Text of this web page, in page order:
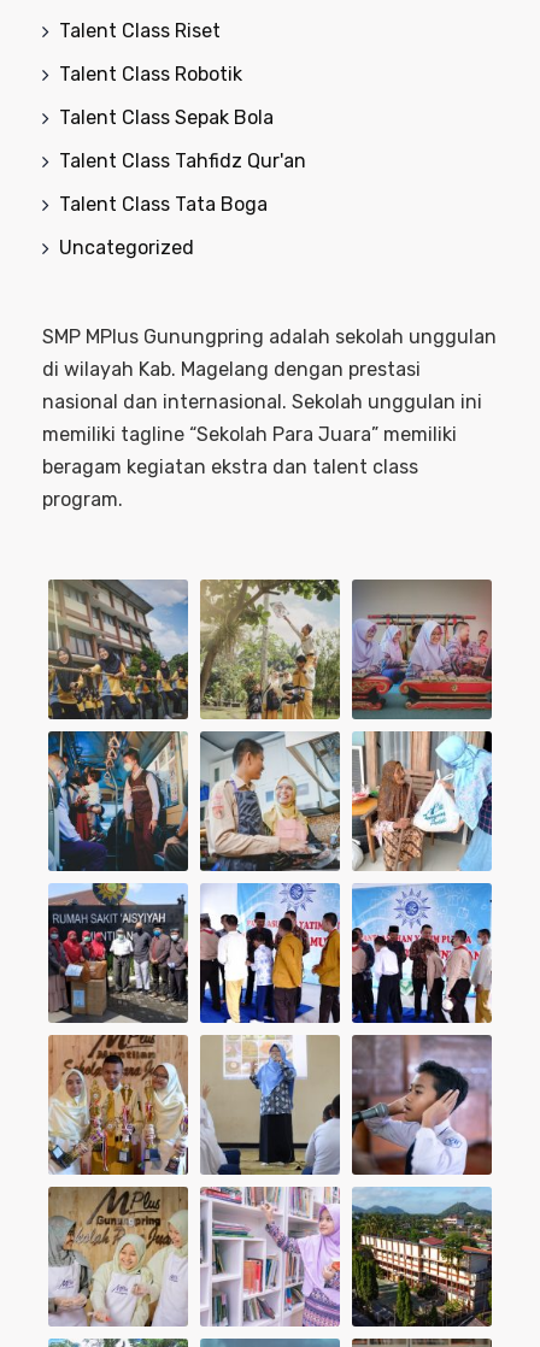
Talent Class Riset
Talent Class Robotik
Talent Class Sepak Bola
Talent Class Tahfidz Qur'an
Talent Class Tata Boga
Uncategorized
SMP MPlus Gunungpring adalah sekolah unggulan
di wilayah Kab. Magelang dengan prestasi
nasional dan internasional. Sekolah unggulan ini
memiliki tagline “Sekolah Para Juara” memiliki
beragam kegiatan ekstra dan talent class
program.